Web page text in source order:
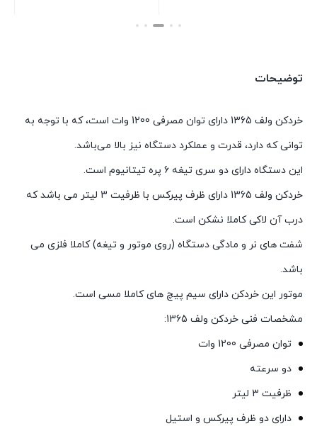
بستن
توضیحات
خردکن ولف 1365 دارای توان مصرفی 1200 وات است، که با توجه به
توانی که دارد، قدرت و عملکرد دستگاه نیز بالا می‌باشد.
این دستگاه دارای دو سری تیغه 6 پره تیتانیوم است.
خردکن ولف 1365 دارای ظرف پیرکس با ظرفیت 3 لیتر می باشد که
درب آن لاکی کاملا نشکن است.
شفت های نر و مادگی دستگاه (روی موتور و تیغه) کاملا فلزی می
باشد.
موتور این خردکن دارای سیم پیچ های کاملا مسی است.
مشخصات فنی خردکن ولف 1365:
توان مصرفی 1200 وات
دو سرعته
ظرفیت 3 لیتر
دارای دو ظرف پیرکس و استیل